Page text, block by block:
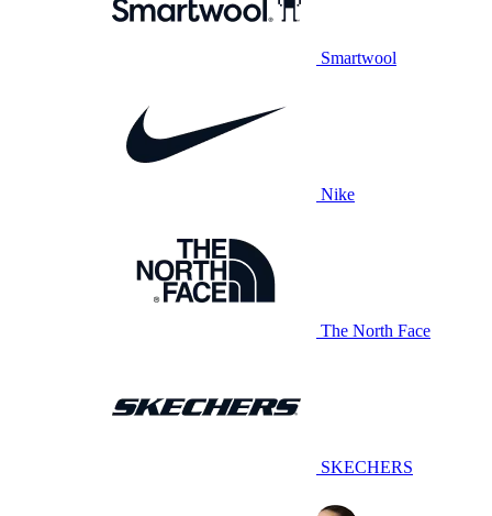
Smartwool
Nike
The North Face
SKECHERS